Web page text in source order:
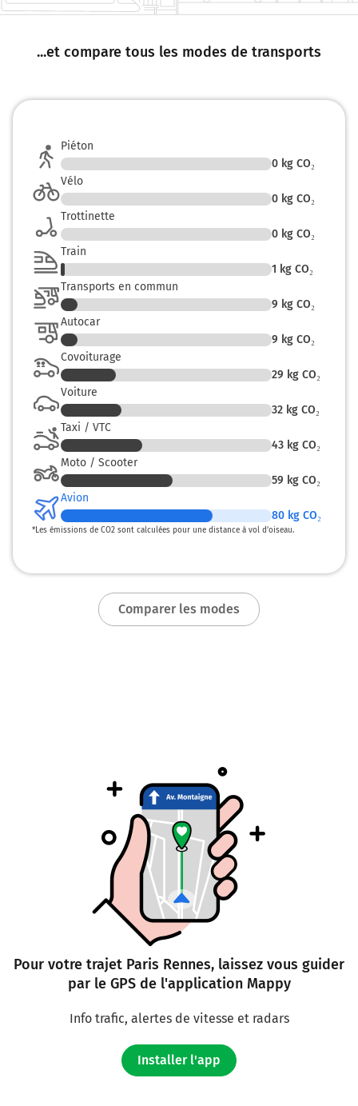
...et compare tous les modes de transports
Piéton
0 kg CO₂
Vélo
0 kg CO₂
Trottinette
0 kg CO₂
Train
1 kg CO₂
Transports en commun
9 kg CO₂
Autocar
9 kg CO₂
Covoiturage
29 kg CO₂
Voiture
32 kg CO₂
Taxi / VTC
43 kg CO₂
Moto / Scooter
59 kg CO₂
Avion
80 kg CO₂
*Les émissions de CO2 sont calculées pour une distance à vol d’oiseau.
Comparer les modes
Pour votre trajet Paris Rennes, laissez vous guider
par le GPS de l'application Mappy
Info trafic, alertes de vitesse et radars
Installer l'app